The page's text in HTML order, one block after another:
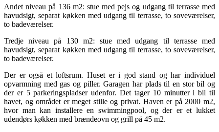
Andet niveau på 136 m2: stue med pejs og udgang til terrasse med
havudsigt, separat køkken med udgang til terrasse, to soveværelser,
to badeværelser.
Tredje niveau på 130 m2: stue med udgang til terrasse med
havudsigt, separat køkken med udgang til terrasse, to soveværelser,
to badeværelser.
Der er også et loftsrum. Huset er i god stand og har individuel
opvarmning med gas og piller. Garagen har plads til en stor bil og
der er 5 parkeringspladser udenfor. Det tager 10 minutter i bil til
havet, og området er meget stille og privat. Haven er på 2000 m2,
hvor man kan installere en swimmingpool, og der er et lukket
udendørs køkken med brændeovn og grill på 45 m2.